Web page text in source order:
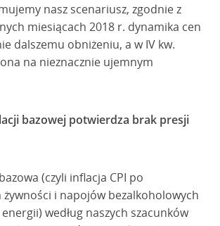
nasz scenariusz, zgodnie z
miesiącach 2018 r. dynamika cen
dalszemu obniżeniu, a w IV kw.
na nieznacznie ujemnym
bazowej potwierdza brak presji
(czyli inflacja CPI po
żywności i napojów bezalkoholowych
według naszych szacunków